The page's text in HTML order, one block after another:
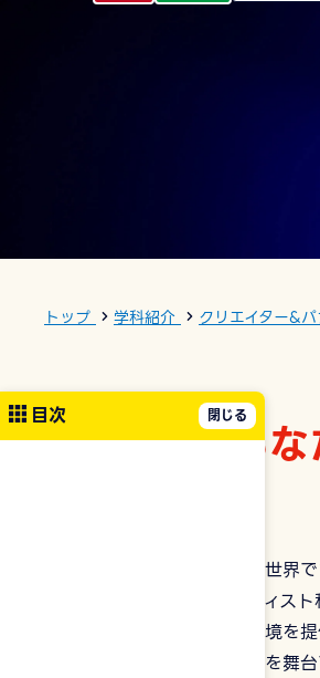
トップ 学科紹介 クリエイター&
目次
あ
音楽の世界
アーティス
適な環境を
た施設を舞